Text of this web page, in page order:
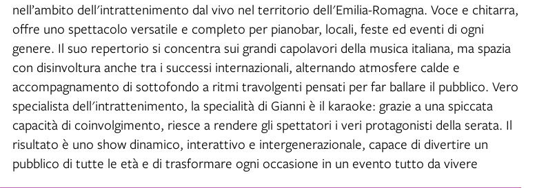
nell’ambito dell'intrattenimento dal vivo nel territorio dell'Emilia-Romagna. Voce e chitarra,
offre uno spettacolo versatile e completo per pianobar, locali, feste ed eventi di ogni
genere. Il suo repertorio si concentra sui grandi capolavori della musica italiana, ma spazia
con disinvoltura anche tra i successi internazionali, alternando atmosfere calde e
accompagnamento di sottofondo a ritmi travolgenti pensati per far ballare il pubblico. Vero
specialista dell'intrattenimento, la specialità di Gianni è il karaoke: grazie a una spiccata
capacità di coinvolgimento, riesce a rendere gli spettatori i veri protagonisti della serata. Il
risultato è uno show dinamico, interattivo e intergenerazionale, capace di divertire un
pubblico di tutte le età e di trasformare ogni occasione in un evento tutto da vivere